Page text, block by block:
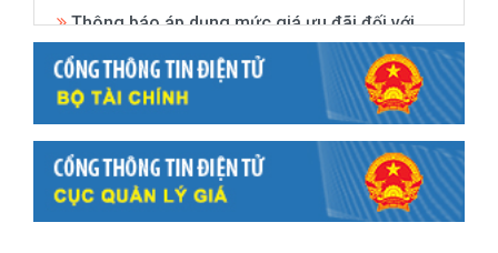
Thông báo áp dụng mức giá ưu đãi đối với
tay cùng doanh nghiệp sau dịch COVID-19
12/05/2020
Thông báo mở lớp Đào tạo nghiệp vụ thẩm
định giá tại Hà Nội năm 2020
11/05/2020
Thông báo 1119/TB-BTC về việc trao thẻ